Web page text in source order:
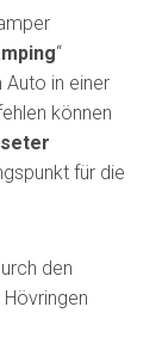
“
in einer
können
für die